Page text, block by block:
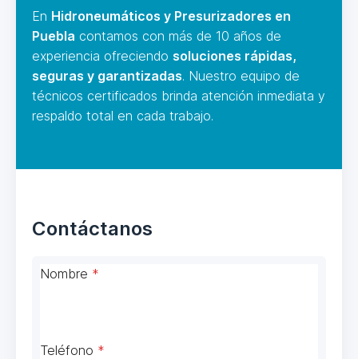
En Hidroneumáticos y Presurizadores en
Puebla contamos con más de 10 años de
experiencia ofreciendo soluciones rápidas,
seguras y garantizadas. Nuestro equipo de
técnicos certificados brinda atención inmediata y
respaldo total en cada trabajo.
Contáctanos
Nombre *
Teléfono *